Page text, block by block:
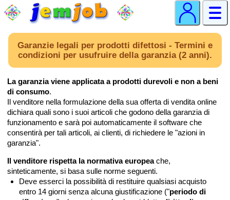
Garanzie legali per prodotti difettosi - Termini e
condizioni per usufruire della garanzia (2 anni).
La garanzia viene applicata a prodotti durevoli e non a beni
di consumo.
Il venditore nella formulazione della sua offerta di vendita online
dichiara quali sono i suoi articoli che godono della garanzia di
funzionamento e sarà poi automaticamente il software che
consentirà per tali articoli, ai clienti, di richiedere le "azioni in
garanzia".
Il venditore rispetta la normativa europeache,
sinteticamente, si basa sulle norme seguenti.
Deve esserci la possibilità di restituire qualsiasi acquisto
entro 14 giorni senza alcuna giustificazione ("periodo di